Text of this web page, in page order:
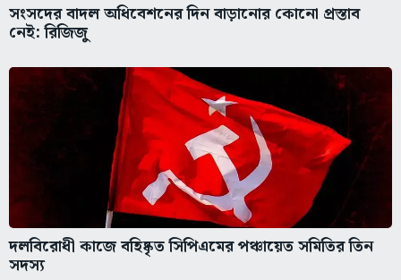
সংসদের বাদল অধিবেশনের দিন বাড়ানোর কোনো প্রস্তাব
নেই: রিজিজু
দলবিরোধী কাজে বহিষ্কৃত সিপিএমের পঞ্চায়েত সমিতির তিন
সদস্য